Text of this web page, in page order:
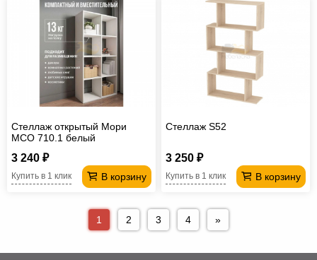
Стеллаж открытый Мори
МСО 710.1 белый
3 240 ₽
В корзину
Купить в 1 клик
Стеллаж S52
3 250 ₽
В корзину
Купить в 1 клик
1 2 3 4 »